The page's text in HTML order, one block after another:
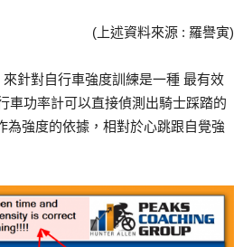
(上述資料來源 : 羅譽寅)
針對自行車強度訓練是一種 最有效
車功率計可以直接偵測出騎士踩踏的
為強度的依據，相對於心跳跟自覺強